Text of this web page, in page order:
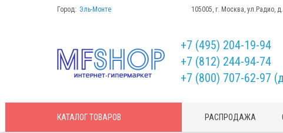
Город: Эль-Монте 105005, г. Москва, ул.Радио,
+7 (495) 204-19-94
+7 (812) 244-94-74
+7 (800) 707-62-97
КАТАЛОГТОВАРОВ РАСПРОДАЖА